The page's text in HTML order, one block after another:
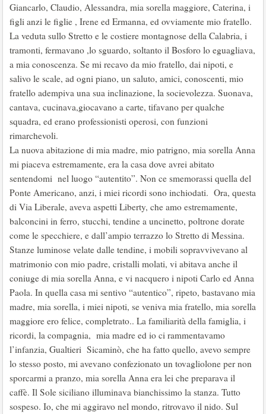
Giancarlo, Claudio, Alessandra, mia sorella maggiore, Caterina, i
figli anzi le figlie , Irene ed Ermanna, ed ovviamente mio fratello.
La veduta sullo Stretto e le costiere montagnose della Calabria, i
tramonti, fermavano ,lo sguardo, soltanto il Bosforo lo eguagliava,
a mia conoscenza. Se mi recavo da mio fratello, dai nipoti, e
salivo le scale, ad ogni piano, un saluto, amici, conoscenti, mio
fratello adempiva una sua inclinazione, la socievolezza. Suonava,
cantava, cucinava,giocavano a carte, tifavano per qualche
squadra, ed erano professionisti operosi, con funzioni
rimarchevoli.
La nuova abitazione di mia madre, mio patrigno, mia sorella Anna
mi piaceva estremamente, era la casa dove avrei abitato
sentendomi nel luogo “autentito”. Non ce smemorassi quella del
Ponte Americano, anzi, i miei ricordi sono inchiodati. Ora, questa
di Via Liberale, aveva aspetti Liberty, che amo estremamente,
balconcini in ferro, stucchi, tendine a uncinetto, poltrone dorate
come le specchiere, e dall’ampio terrazzo lo Stretto di Messina.
Stanze luminose velate dalle tendine, i mobili sopravvivevano al
matrimonio con mio padre, cristalli molati, vi abitava anche il
coniuge di mia sorella Anna, e vi nacquero i nipoti Carlo ed Anna
Paola. In quella casa mi sentivo “autentico”, ripeto, bastavano mia
madre, mia sorella, i miei nipoti, se veniva mia fratello, mia sorella
maggiore ero felice, completrato.. La familiarità della famiglia, i
ricordi, la compagnia, mia madre ed io ci rammentavamo
l’infanzia, Gualtieri Sicaminò, che ha fatto quello, avevo sempre
lo stesso posto, mi avevano confezionato un tovagliolone per non
sporcarmi a pranzo, mia sorella Anna era lei che preparava il
caffè. Il Sole siciliano illuminava bianchissimo la stanza. Tutto
sospeso. Io, che mi aggiravo nel mondo, ritrovavo il nido. Sul